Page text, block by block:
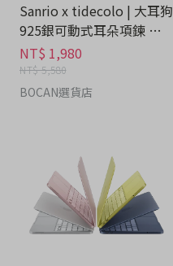
Sanrio x tidecolo | 大耳狗
925銀可動式耳朵項鍊 禮
盒 - 流行潮牌分期
NT$ 1,980
NT$ 5,580
BOCAN選貨店